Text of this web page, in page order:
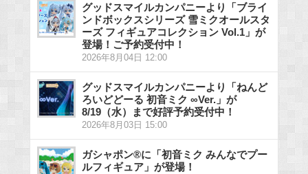
グッドスマイルカンパニーより「ブライ
ンドボックスシリーズ 雪ミクオールスタ
ーズ フィギュアコレクション Vol.1」が
登場！ご予約受付中！
2026年8月04日 12:00
グッドスマイルカンパニーより「ねんど
ろいどどーる 初音ミク ∞Ver.」が
8/19（水）まで好評予約受付中！
2026年8月03日 15:00
ガシャポン®に「初音ミク みんなでプー
ルフィギュア」が登場！